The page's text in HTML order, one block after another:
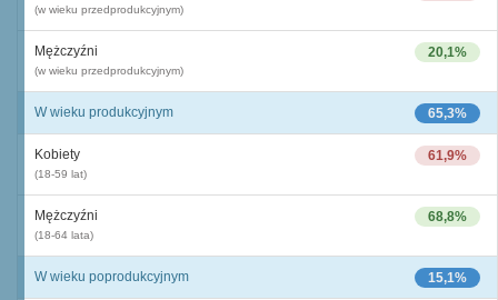
(w wieku przedprodukcyjnym)
20,1%
Mężczyźni
(w wieku przedprodukcyjnym)
65,3%
W wieku produkcyjnym
61,9%
Kobiety
(18-59 lat)
68,8%
Mężczyźni
(18-64 lata)
15,1%
W wieku poprodukcyjnym